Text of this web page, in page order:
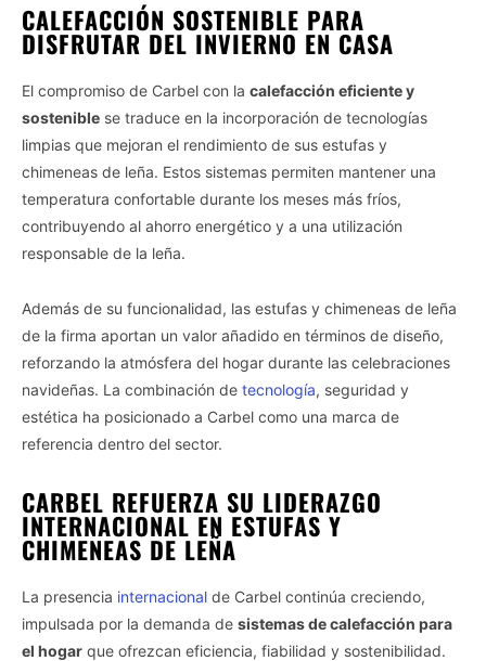
CALEFACCIÓN SOSTENIBLE PARA
DISFRUTAR DEL INVIERNO EN CASA
El compromiso de Carbel con la calefacción eficiente y
sostenible se traduce en la incorporación de tecnologías
limpias que mejoran el rendimiento de sus estufas y
chimeneas de leña. Estos sistemas permiten mantener una
temperatura confortable durante los meses más fríos,
contribuyendo al ahorro energético y a una utilización
responsable de la leña.
Además de su funcionalidad, las estufas y chimeneas de leña
de la firma aportan un valor añadido en términos de diseño,
reforzando la atmósfera del hogar durante las celebraciones
navideñas. La combinación de tecnología, seguridad y
estética ha posicionado a Carbel como una marca de
referencia dentro del sector.
CARBEL REFUERZA SU LIDERAZGO
INTERNACIONAL EN ESTUFAS Y
CHIMENEAS DE LEÑA
La presencia internacional de Carbel continúa creciendo,
impulsada por la demanda de sistemas de calefacción para
el hogar que ofrezcan eficiencia, fiabilidad y sostenibilidad.